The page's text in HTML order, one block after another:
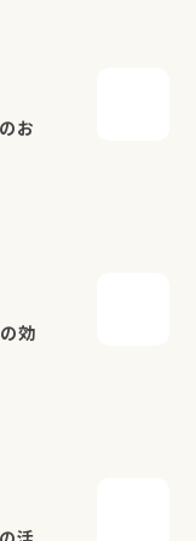
お
効